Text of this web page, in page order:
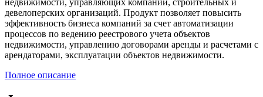
девелоперских организаций. Продукт позволяет повысить
эффективность бизнеса компаний за счет автоматизации
процессов по ведению реестрового учета объектов
недвижимости, управлению договорами аренды и расчетами с
арендаторами, эксплуатации объектов недвижимости.
Полное описание